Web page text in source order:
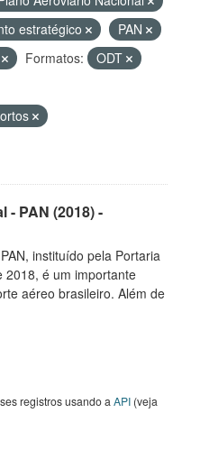
estratégico
PAN
Formatos:
ODT
- PAN (2018) -
instituído pela Portaria
2018, é um importante
aéreo brasileiro. Além de
registros usando a API (veja